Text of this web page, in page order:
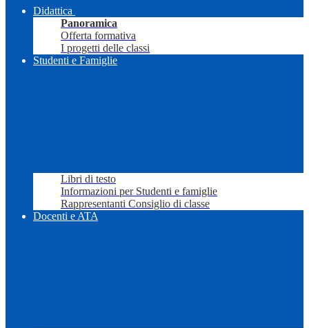
Didattica
Panoramica
Offerta formativa
I progetti delle classi
Studenti e Famiglie
Libri di testo
Informazioni per Studenti e famiglie
Rappresentanti Consiglio di classe
Docenti e ATA